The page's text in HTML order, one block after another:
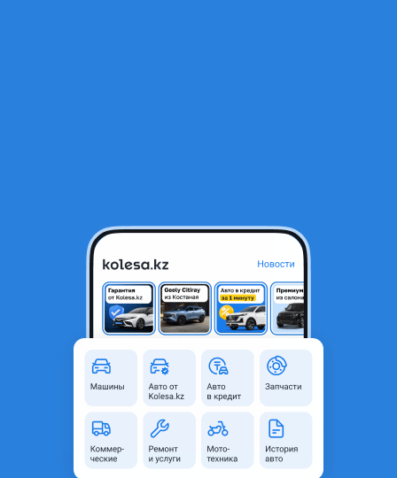
Капот Тойота Хайландер 2010-2013
Актобе, Актюбинская
область
Новая
Оригинальность
Оригинал